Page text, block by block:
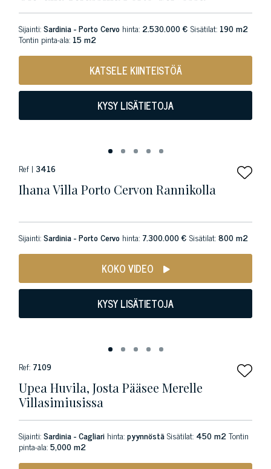
Sijainti:Sardinia - Porto Cervo hinta: 2.530.000 € Sisätilat: 190 m2
Tontin pinta-ala: 15 m2
KATSELE KIINTEISTÖÄ
KYSY LISÄTIETOJA
Ref | 3416
Ihana Villa Porto Cervon Rannikolla
Sijainti:Sardinia - Porto Cervo hinta: 7.300.000 € Sisätilat:800 m2
KOKO VIDEO
KYSY LISÄTIETOJA
Ref: 7109
Upea Huvila, Josta Pääsee Merelle
Villasimiusissa
Sijainti:Sardinia - Cagliari hinta:pyynnöstäSisätilat: 450 m2Tontin
pinta-ala:5,000 m2